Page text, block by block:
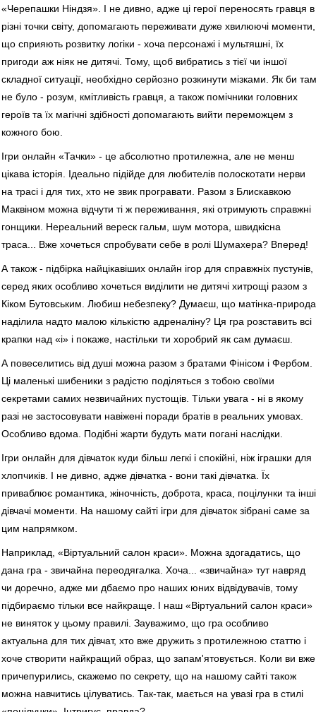
«Черепашки Ніндзя». І не дивно, адже ці герої переносять гравця в
різні точки світу, допомагають переживати дуже хвилюючі моменти,
що сприяють розвитку логіки - хоча персонажі і мультяшні, їх
пригоди аж ніяк не дитячі. Тому, щоб вибратись з тієї чи іншої
складної ситуації, необхідно серйозно розкинути мізками. Як би там
не було - розум, кмітливість гравця, а також помічники головних
героїв та їх магічні здібності допомагають вийти переможцем з
кожного бою.
Ігри онлайн «Тачки» - це абсолютно протилежна, але не менш
цікава історія. Ідеально підійде для любителів полоскотати нерви
на трасі і для тих, хто не звик програвати. Разом з Блискавкою
Маквіном можна відчути ті ж переживання, які отримують справжні
гонщики. Нереальний вереск гальм, шум мотора, швидкісна
траса... Вже хочеться спробувати себе в ролі Шумахера? Вперед!
А також - підбірка найцікавіших онлайн ігор для справжніх пустунів,
серед яких особливо хочеться виділити не дитячі хитрощі разом з
Кіком Бутовським. Любиш небезпеку? Думаєш, що матінка-природа
наділила надто малою кількістю адреналіну? Ця гра розставить всі
крапки над «і» і покаже, настільки ти хоробрий як сам думаєш.
А повеселитись від душі можна разом з братами Фінісом і Фербом.
Ці маленькі шибеники з радістю поділяться з тобою своїми
секретами самих незвичайних пустощів. Тільки увага - ні в якому
разі не застосовувати навіжені поради братів в реальних умовах.
Особливо вдома. Подібні жарти будуть мати погані наслідки.
Ігри онлайн для дівчаток куди більш легкі і спокійні, ніж іграшки для
хлопчиків. І не дивно, адже дівчатка - вони такі дівчатка. Їх
приваблює романтика, жіночність, доброта, краса, поцілунки та інші
дівчачі моменти. На нашому сайті ігри для дівчаток зібрані саме за
цим напрямком.
Наприклад, «Віртуальний салон краси». Можна здогадатись, що
дана гра - звичайна переодягалка. Хоча... «звичайна» тут навряд
чи доречно, адже ми дбаємо про наших юних відвідувачів, тому
підбираємо тільки все найкраще. І наш «Віртуальний салон краси»
не виняток у цьому правилі. Зауважимо, що гра особливо
актуальна для тих дівчат, хто вже дружить з протилежною статтю і
хоче створити найкращий образ, що запам'ятовується. Коли ви вже
причепурились, скажемо по секрету, що на нашому сайті також
можна навчитись цілуватись. Так-так, мається на увазі гра в стилі